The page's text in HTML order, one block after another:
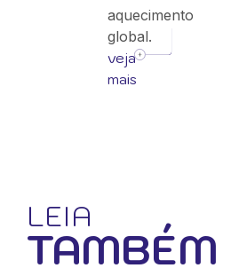
aquecimento
global.
veja
mais
LEIA
TAMBÉM